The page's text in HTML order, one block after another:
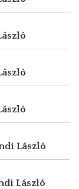
László
László